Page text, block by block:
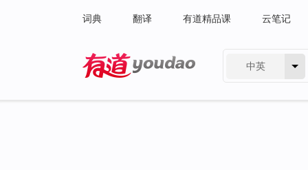
词典 翻译 有道精品课 云笔记
中英